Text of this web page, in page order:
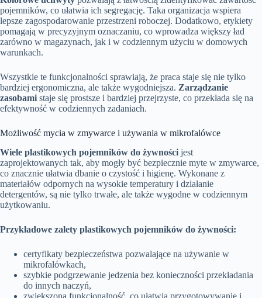
pojemników, co ułatwia ich segregację. Taka organizacja wspiera
lepsze zagospodarowanie przestrzeni roboczej. Dodatkowo, etykiety
pomagają w precyzyjnym oznaczaniu, co wprowadza większy ład
zarówno w magazynach, jak i w codziennym użyciu w domowych
warunkach.
Wszystkie te funkcjonalności sprawiają, że praca staje się nie tylko
bardziej ergonomiczna, ale także wygodniejsza. Zarządzanie
zasobami staje się prostsze i bardziej przejrzyste, co przekłada się na
efektywność w codziennych zadaniach.
Możliwość mycia w zmywarce i używania w mikrofalówce
Wiele plastikowych pojemników do żywności jest
zaprojektowanych tak, aby mogły być bezpiecznie myte w zmywarce,
co znacznie ułatwia dbanie o czystość i higienę. Wykonane z
materiałów odpornych na wysokie temperatury i działanie
detergentów, są nie tylko trwałe, ale także wygodne w codziennym
użytkowaniu.
Przykładowe zalety plastikowych pojemników do żywności:
certyfikaty bezpieczeństwa pozwalające na używanie w
mikrofalówkach,
szybkie podgrzewanie jedzenia bez konieczności przekładania
do innych naczyń,
zwiększona funkcjonalność, co ułatwia przygotowywanie i